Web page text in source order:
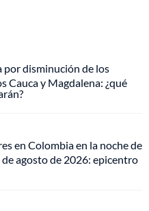
por disminución de los
Cauca y Magdalena: ¿qué
en Colombia en la noche de
agosto de 2026: epicentro